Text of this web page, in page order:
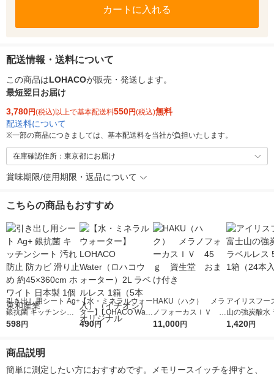
カートに入れる
配送情報・送料について
この商品はLOHACOが販売・発送します。
最短翌日お届け
3,780円(税込)以上で基本配送料550円(税込)無料
配送料について
※一部の商品につきましては、基本配送料を当社が負担いたします。
在庫確認住所：東京都にお届け
賞味期限/使用期限・返品について
こちらの商品もおすすめ
引き出し用シート Ag+
銀抗菌 キッチンシー
ト 汚れ防止 防カビ 滑
東和産業
598円
【水・ミネラルウォー
ター】LOHACO Wate
r（ロハコウォータ
490円
HAKU（ハク） メラ
ノフォーカスＩＶ 4
5ｇ 資生堂 おまけ
11,000円
アイリスフー
山の強炭酸水
レス 500ml 1
1,420円
商品説明
簡単に測定したい方におすすめです。メモリースイッチを押すと、